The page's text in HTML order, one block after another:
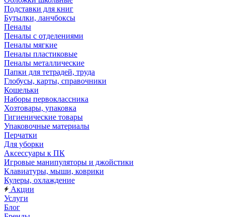
Подставки для книг
Бутылки, ланчбоксы
Пеналы
Пеналы с отделениями
Пеналы мягкие
Пеналы пластиковые
Пеналы металлические
Папки для тетрадей, труда
Глобусы, карты, справочники
Кошельки
Наборы первоклассника
Хозтовары, упаковка
Гигиенические товары
Упаковочные материалы
Перчатки
Для уборки
Аксессуары к ПК
Игровые манипуляторы и джойстики
Клавиатуры, мыши, коврики
Кулеры, охлаждение
Акции
Услуги
Блог